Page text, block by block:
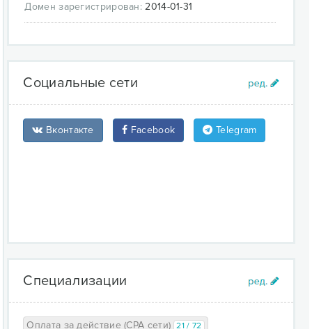
Домен зарегистрирован: 2014-01-31
Социальные сети
Вконтакте Facebook Telegram
Специализации
Оплата за действие (CPA сети) 21 / 72